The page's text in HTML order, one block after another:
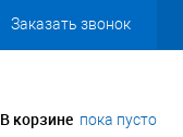
Заказать звонок
В корзине пока пусто